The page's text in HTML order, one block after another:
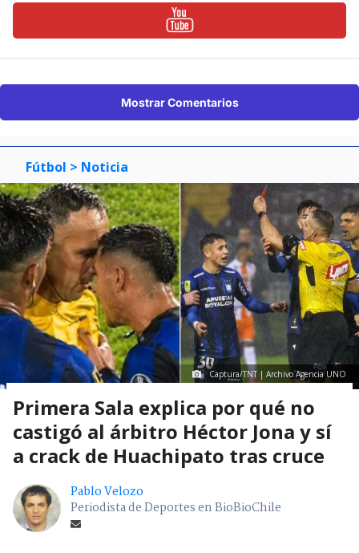
Mostrar Comentarios
Fútbol > Noticia
Captura/TNT | Archivo Agencia UNO
Primera Sala explica por qué no
castigó al árbitro Héctor Jona y sí
a crack de Huachipato tras cruce
Pablo Velozo
Periodista de Deportes en BioBioChile